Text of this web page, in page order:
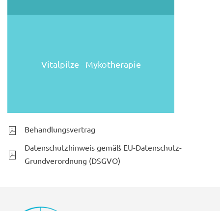
Vitalpilze - Mykotherapie
Behandlungsvertrag
Datenschutzhinweis gemäß EU-Datenschutz-
Grundverordnung (DSGVO)